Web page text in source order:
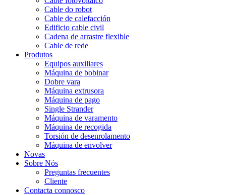
Cable do robot
Cable de calefacción
Edificio cable civil
Cadena de arrastre flexible
Cable de rede
Produtos
Equipos auxiliares
Máquina de bobinar
Dobre vara
Máquina extrusora
Máquina de pago
Single Strander
Máquina de varamento
Máquina de recogida
Torsión de desenrolamento
Máquina de envolver
Novas
Sobre Nós
Preguntas frecuentes
Cliente
Contacta connosco